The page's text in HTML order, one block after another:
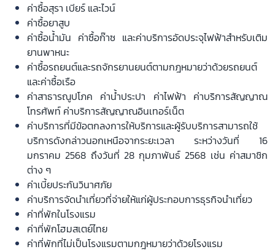
ค่าซื้อสุรา เบียร์ และไวน์
ค่าซื้อยาสูบ
ค่าซื้อน้ำมัน ค่าซื้อก๊าซ และค่าบริการอัดประจุไฟฟ้าสำหรับเติม
ยานพาหนะ
ค่าซื้อรถยนต์และรถจักรยานยนต์ตามกฎหมายว่าด้วยรถยนต์
และค่าซื้อเรือ
ค่าสาธารณูปโภค ค่าน้ำประปา ค่าไฟฟ้า ค่าบริการสัญญาณ
โทรศัพท์ ค่าบริการสัญญาณอินเทอร์เน็ต
ค่าบริการที่มีข้อตกลงการให้บริการและผู้รับบริการสามารถใช้
บริการดังกล่าวนอกเหนือจากระยะเวลา ระหว่างวันที่ 16
มกราคม 2568 ถึงวันที่ 28 กุมภาพันธ์ 2568 เช่น ค่าสมาชิก
ต่าง ๆ
ค่าเบี้ยประกันวินาศภัย
ค่าบริการจัดนำเที่ยวที่จ่ายให้แก่ผู้ประกอบการธุรกิจนำเที่ยว
ค่าที่พักในโรงแรม
ค่าที่พักโฮมสเตย์ไทย
ค่าที่พักที่ไม่เป็นโรงแรมตามกฎหมายว่าด้วยโรงแรม